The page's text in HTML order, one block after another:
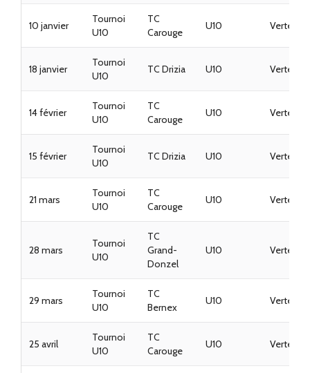
10 janvier
Tournoi
U10
TC
Carouge
U10 Vertes
18 janvier
Tournoi
U10
TC Drizia U10 Vertes
14 février
Tournoi
U10
TC
Carouge
U10 Vertes
15 février
Tournoi
U10
TC Drizia U10 Vertes
21 mars
Tournoi
U10
TC
Carouge
U10 Vertes
28 mars
Tournoi
U10
TC
Grand-
Donzel
U10 Vertes
29 mars
Tournoi
U10
TC
Bernex
U10 Vertes
25 avril
Tournoi
U10
TC
Carouge
U10 Vertes